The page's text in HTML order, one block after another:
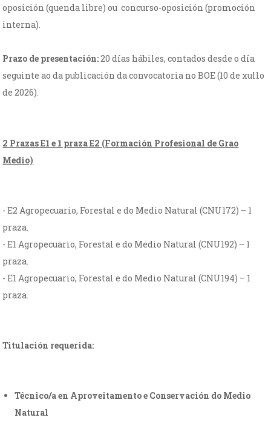
oposición (quenda libre) ou concurso-oposición (promoción
interna).
Prazo de presentación:20 días hábiles, contados desde o día
seguinte ao da publicación da convocatoria no BOE (10 de xullo
de 2026).
2 Prazas E1 e 1 praza E2 (Formación Profesional de Grao
Medio)
- E2 Agropecuario, Forestal e do Medio Natural (CNU172) – 1
praza.
- E1 Agropecuario, Forestal e do Medio Natural (CNU192) – 1
praza.
- E1 Agropecuario, Forestal e do Medio Natural (CNU194) – 1
praza.
Titulación requerida:
Técnico/a en Aproveitamento e Conservación do Medio
Natural